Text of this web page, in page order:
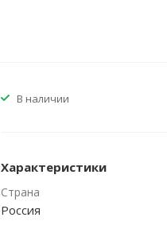
В наличии
Характеристики
Страна
Россия